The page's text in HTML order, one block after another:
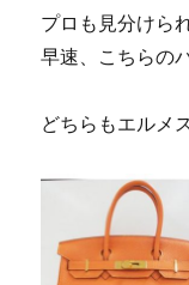
プロも見分けら
早速、こちらの
どちらもエルメ